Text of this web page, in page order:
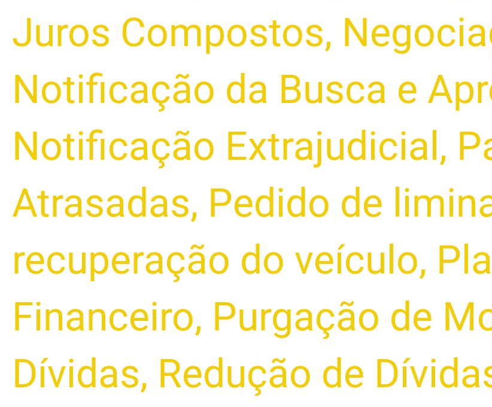
Juros Compostos,
Notificação da Busca e
Notificação Extrajudicial ,
Atrasadas, Pedido de
recuperação do veículo,
Financeiro, Purgação de
Dívidas, Redução de